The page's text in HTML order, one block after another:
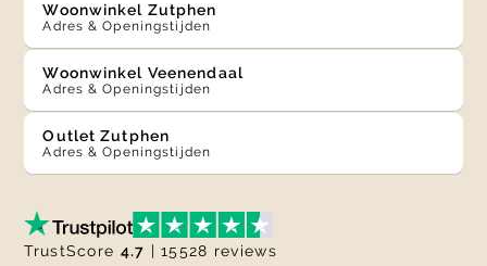
Woonwinkel Zutphen
Adres & Openingstijden
Woonwinkel Veenendaal
Adres & Openingstijden
Outlet Zutphen
Adres & Openingstijden
TrustScore 4.7 | 15528 reviews